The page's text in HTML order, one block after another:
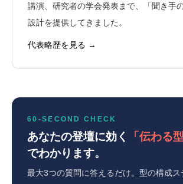
講演、研究者の学会発表まで、「聞き手
設計を提供してきました。
代表略歴を見る →
60-SECOND CHECK
あなたの登壇に効く 「伝わる型
でわかります。
最大3つの質問に答えるだけ。型の構成